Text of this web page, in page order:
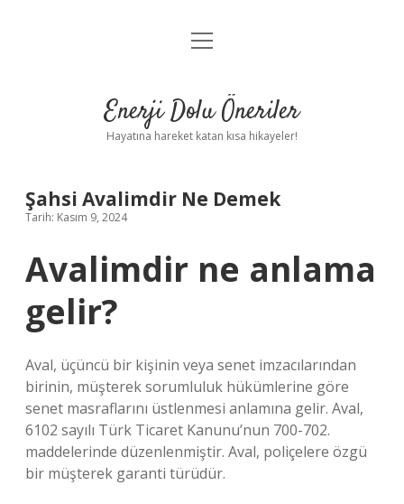
Anasayfa
Yasal Uyarı
menüyü
Enerji Dolu Öneriler
Hayatına hareket katan kısa hikayeler!
Şahsi Avalimdir Ne Demek
Tarih: Kasım 9, 2024
Avalimdir ne anlama
gelir?
Aval, üçüncü bir kişinin veya senet imzacılarından
birinin, müşterek sorumluluk hükümlerine göre
senet masraflarını üstlenmesi anlamına gelir. Aval,
6102 sayılı Türk Ticaret Kanunu’nun 700-702.
maddelerinde düzenlenmiştir. Aval, poliçelere özgü
bir müşterek garanti türüdür.